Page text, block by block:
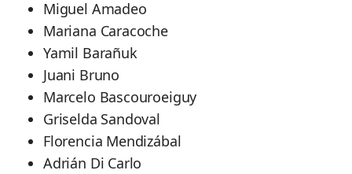
Miguel Amadeo
Mariana Caracoche
Yamil Barañuk
Juani Bruno
Marcelo Bascouroeiguy
Griselda Sandoval
Florencia Mendizábal
Adrián Di Carlo